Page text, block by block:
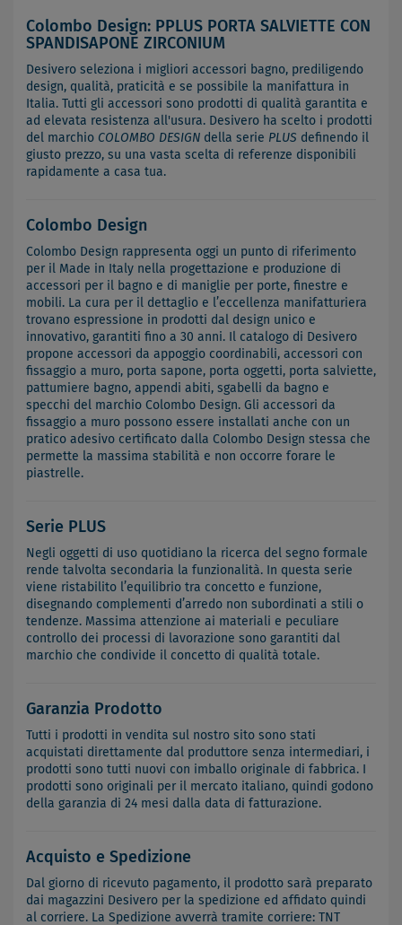
Colombo Design: PPLUS PORTA SALVIETTE CON
SPANDISAPONE ZIRCONIUM
Desivero seleziona i migliori accessori bagno, prediligendo
design, qualità, praticità e se possibile la manifattura in
Italia. Tutti gli accessori sono prodotti di qualità garantita e
ad elevata resistenza all'usura. Desivero ha scelto i prodotti
del marchio COLOMBO DESIGN della serie PLUS definendo il
giusto prezzo, su una vasta scelta di referenze disponibili
rapidamente a casa tua.
Colombo Design
Colombo Design rappresenta oggi un punto di riferimento
per il Made in Italy nella progettazione e produzione di
accessori per il bagno e di maniglie per porte, finestre e
mobili. La cura per il dettaglio e l’eccellenza manifatturiera
trovano espressione in prodotti dal design unico e
innovativo, garantiti fino a 30 anni. Il catalogo di Desivero
propone accessori da appoggio coordinabili, accessori con
fissaggio a muro, porta sapone, porta oggetti, porta salviette,
pattumiere bagno, appendi abiti, sgabelli da bagno e
specchi del marchio Colombo Design. Gli accessori da
fissaggio a muro possono essere installati anche con un
pratico adesivo certificato dalla Colombo Design stessa che
permette la massima stabilità e non occorre forare le
piastrelle.
Serie PLUS
Negli oggetti di uso quotidiano la ricerca del segno formale
rende talvolta secondaria la funzionalità. In questa serie
viene ristabilito l’equilibrio tra concetto e funzione,
disegnando complementi d’arredo non subordinati a stili o
tendenze. Massima attenzione ai materiali e peculiare
controllo dei processi di lavorazione sono garantiti dal
marchio che condivide il concetto di qualità totale.
Garanzia Prodotto
Tutti i prodotti in vendita sul nostro sito sono stati
acquistati direttamente dal produttore senza intermediari, i
prodotti sono tutti nuovi con imballo originale di fabbrica. I
prodotti sono originali per il mercato italiano, quindi godono
della garanzia di 24 mesi dalla data di fatturazione.
Acquisto e Spedizione
Dal giorno di ricevuto pagamento, il prodotto sarà preparato
dai magazzini Desivero per la spedizione ed affidato quindi
al corriere. La Spedizione avverrà tramite corriere: TNT